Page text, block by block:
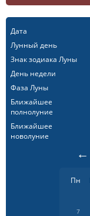
Дата
Лунный день
Знак зодиака Луны
День недели
Фаза Луны
Ближайшее
полнолуние
Ближайшее
новолуние
←
Пн
7